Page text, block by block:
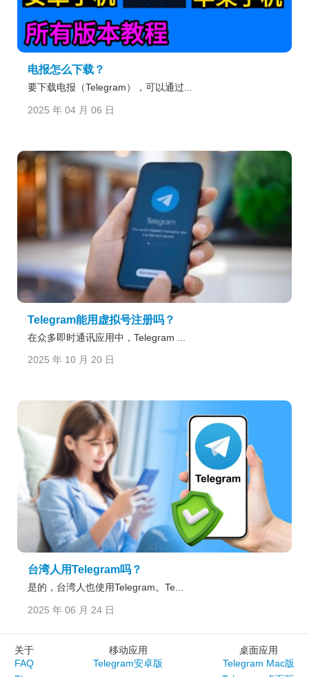
电报怎么下载？
要下载电报（Telegram），可以通过...
2025 年 04 月 06 日
Telegram能用虚拟号注册吗？
在众多即时通讯应用中，Telegram ...
2025 年 10 月 20 日
台湾人用Telegram吗？
是的，台湾人也使用Telegram。Te...
2025 年 06 月 24 日
关于
FAQ
移动应用
Telegram安卓版
桌面应用
Telegram Mac版